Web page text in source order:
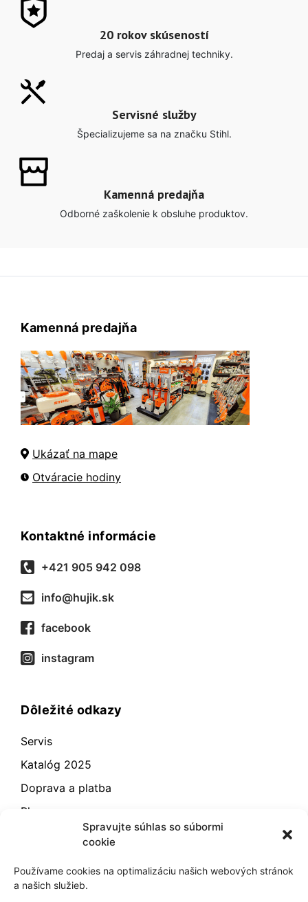
Spravujte súhlas so súbormi
cookie
Používame cookies na optimalizáciu našich webových stránok
a našich služieb.
20 rokov skúseností
Predaj a servis záhradnej techniky.
Servisné služby
Špecializujeme sa na značku Stihl.
Kamenná predajňa
Odborné zaškolenie k obsluhe produktov.
Kamenná predajňa
Ukázať na mape
Otváracie hodiny
Kontaktné informácie
+421 905 942 098
info@hujik.sk
facebook
instagram
Dôležité odkazy
Servis
Katalóg 2025
Doprava a platba
Blog
Odstúpenie od zmluvy